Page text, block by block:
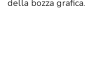
della bozza grafica.